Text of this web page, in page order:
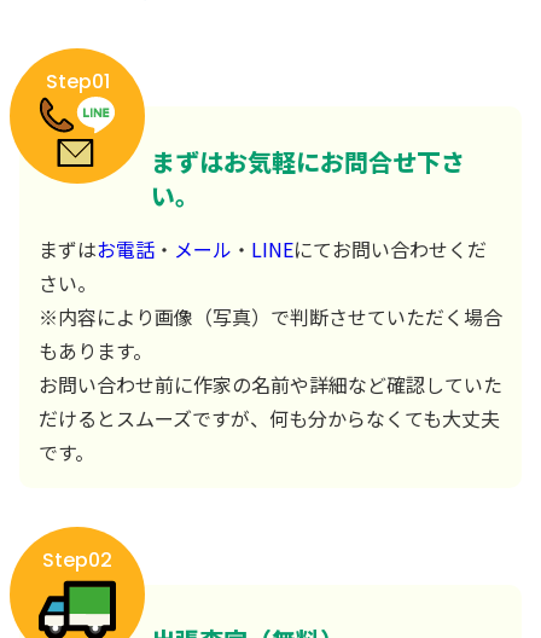
Step01
まずはお気軽にお問合せ下さ
い。
まずはお電話 ・ メール ・ LINEにてお問い合わせくだ
さい。
※内容により画像（写真）で判断させていただく場合
もあります。
お問い合わせ前に作家の名前や詳細など確認していた
だけるとスムーズですが、何も分からなくても大丈夫
です。
Step02